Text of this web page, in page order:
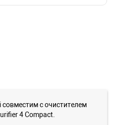
с очистителем
4 Compact.